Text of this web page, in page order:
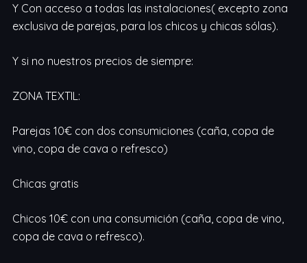
Y Con acceso a todas las instalaciones( excepto zona
exclusiva de parejas, para los chicos y chicas sólas).
Y si no nuestros precios de siempre:
ZONA TEXTIL:
Parejas 10€ con dos consumiciones (caña, copa de
vino, copa de cava o refresco)
Chicas gratis
Chicos 10€ con una consumición (caña, copa de vino,
copa de cava o refresco).